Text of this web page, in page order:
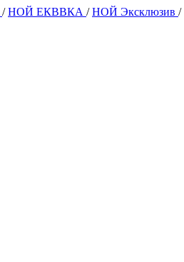
/НОЙ ЕКВВКА /НОЙ Эксклюзив /